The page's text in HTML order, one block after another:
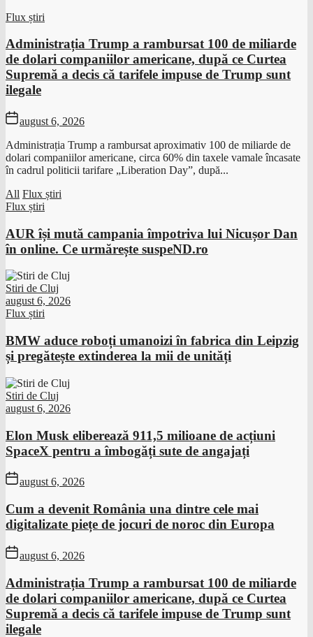
Flux știri
Administrația Trump a rambursat 100 de miliarde
de dolari companiilor americane, după ce Curtea
Supremă a decis că tarifele impuse de Trump sunt
ilegale
august 6, 2026
Administrația Trump a rambursat aproximativ 100 de miliarde de
dolari companiilor americane, circa 60% din taxele vamale încasate
în cadrul politicii tarifare „Liberation Day”, după...
All Flux știri
Flux știri
AUR își mută campania împotriva lui Nicușor Dan
în online. Ce urmărește suspeND.ro
Stiri de Cluj
august 6, 2026
Flux știri
BMW aduce roboți umanoizi în fabrica din Leipzig
și pregătește extinderea la mii de unități
Stiri de Cluj
august 6, 2026
Elon Musk eliberează 911,5 milioane de acțiuni
SpaceX pentru a îmbogăți sute de angajați
august 6, 2026
Cum a devenit România una dintre cele mai
digitalizate piețe de jocuri de noroc din Europa
august 6, 2026
Administrația Trump a rambursat 100 de miliarde
de dolari companiilor americane, după ce Curtea
Supremă a decis că tarifele impuse de Trump sunt
ilegale